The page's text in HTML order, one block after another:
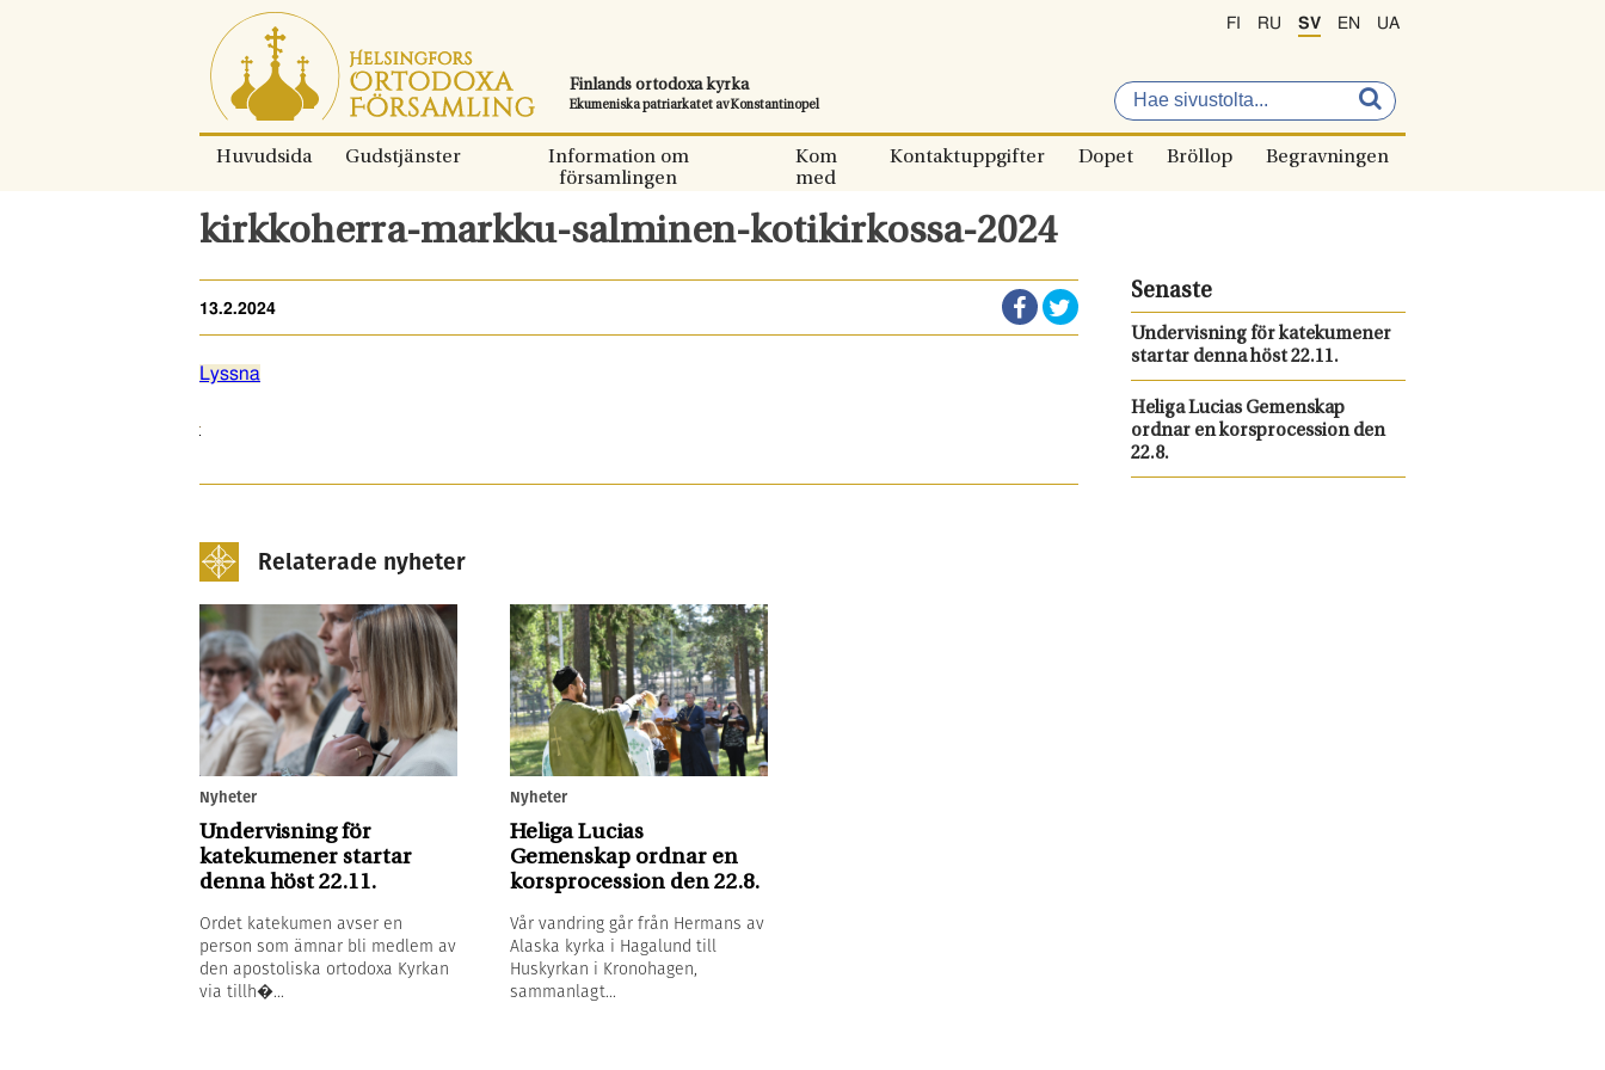
direkt
till
innehållet.
Finlands ortodoxa kyrka
Ekumeniska patriarkatet av Konstantinopel
FI RU SV EN UA
Huvudsida Gudstjänster
Information om
församlingen
Kom
med
Kontaktuppgifter Dopet Bröllop Begravningen
kirkkoherra-markku-salminen-kotikirkossa-2024
13.2.2024
Lyssna
Relaterade nyheter
Nyheter
Undervisning för
katekumener startar
denna höst 22.11.
Ordet katekumen avser en
person som ämnar bli medlem av
den apostoliska ortodoxa Kyrkan
via tillh�...
Nyheter
Heliga Lucias
Gemenskap ordnar en
korsprocession den 22.8.
Vår vandring går från Hermans av
Alaska kyrka i Hagalund till
Huskyrkan i Kronohagen,
sammanlagt...
Senaste
Undervisning för katekumener
startar denna höst 22.11.
Heliga Lucias Gemenskap
ordnar en korsprocession den
22.8.